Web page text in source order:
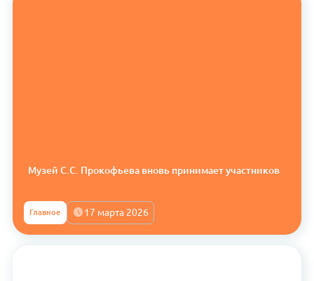
Музей С.С. Прокофьева вновь принимает участников
Главное 17 марта 2026